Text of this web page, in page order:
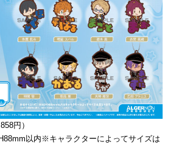
円）
以内※キャラクターによってサイズは